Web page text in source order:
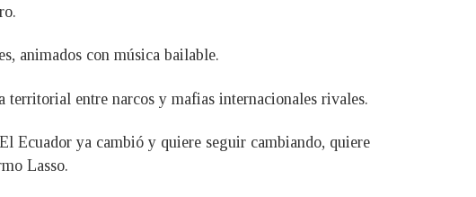
animados con música bailable.
territorial entre narcos y mafias internacionales rivales.
Ecuador ya cambió y quiere seguir cambiando, quiere
Lasso.